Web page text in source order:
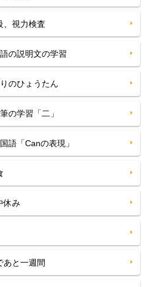
、視力検査
の説明文の学習
のひょうたん
の学習「二」
語「Canの表現」
休み
あと一週間